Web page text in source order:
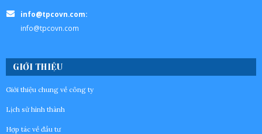
info@tpcovn.com:
info@tpcovn.com
GIỚI THIỆU
Giới thiệu chung về công ty
Lịch sử hình thành
Hợp tác về đầu tư